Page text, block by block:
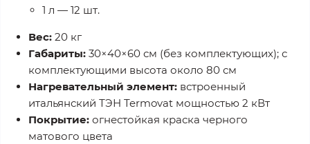
1 л — 12 шт.
Вес: 20 кг
Габариты: 30×40×60 см (без комплектующих); с
комплектующими высота около 80 см
Нагревательный элемент: встроенный
итальянский ТЭН Termovat мощностью 2 кВт
Покрытие: огнестойкая краска черного
матового цвета